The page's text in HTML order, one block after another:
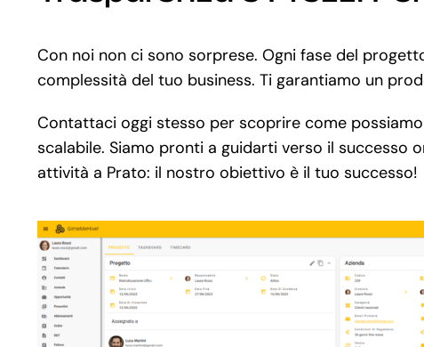
Con noi non ci sono sorprese. Ogni fase del
complessità del tuo business. Ti garantiamo un
Contattaci oggi stesso per scoprire come
scalabile. Siamo pronti a guidarti verso il successo
attività a Prato: il nostro obiettivo è il tuo successo!